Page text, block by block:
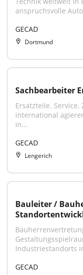
anspruchsvolle
GECAD
Dortmund
Sachbearbeiter
Ersatzteile.
international
in...
GECAD
Lengerich
Bauleiter /
Industriestandorts
GECAD